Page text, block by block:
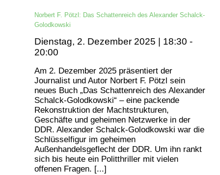
Norbert F. Pötzl: Das Schattenreich des Alexander Schalck-
Golodkowski
Dienstag, 2. Dezember 2025 | 18:30 -
20:00
Am 2. Dezember 2025 präsentiert der
Journalist und Autor Norbert F. Pötzl sein
neues Buch „Das Schattenreich des Alexander
Schalck-Golodkowski“ – eine packende
Rekonstruktion der Machtstrukturen,
Geschäfte und geheimen Netzwerke in der
DDR. Alexander Schalck-Golodkowski war die
Schlüsselfigur im geheimen
Außenhandelsgeflecht der DDR. Um ihn rankt
sich bis heute ein Politthriller mit vielen
offenen Fragen. [...]